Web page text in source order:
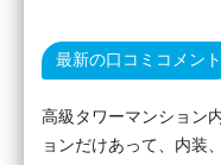
最新の口コミコメント
高級タワーマンション
ョンだけあって、内装